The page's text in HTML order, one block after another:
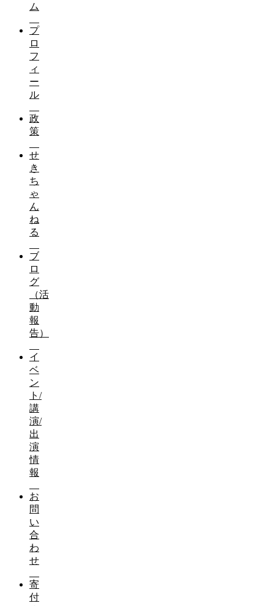
ム
プ
ロ
フ
ィ
ー
ル
政
策
せ
き
ち
ゃ
ん
ね
る
ブ
ロ
グ
（活
動
報
告）
イ
ベ
ン
ト/
講
演/
出
演
情
報
お
問
い
合
わ
せ
寄
付